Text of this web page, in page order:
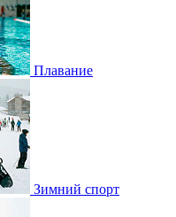
Плавание
Зимний спорт